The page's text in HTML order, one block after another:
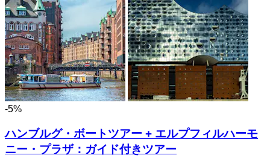
-5%
ハンブルグ・ボートツアー + エルプフィルハーモ
ニー・プラザ：ガイド付きツアー